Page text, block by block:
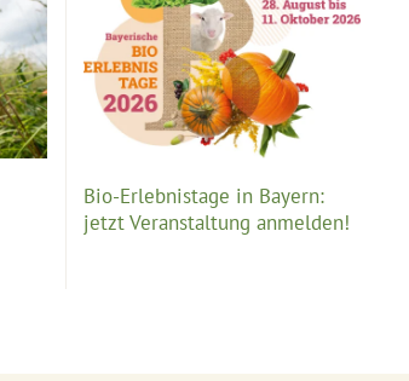
Bio-Erlebnistage in Bayern:
jetzt Veranstaltung anmelden!